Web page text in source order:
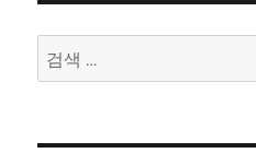
검
색: